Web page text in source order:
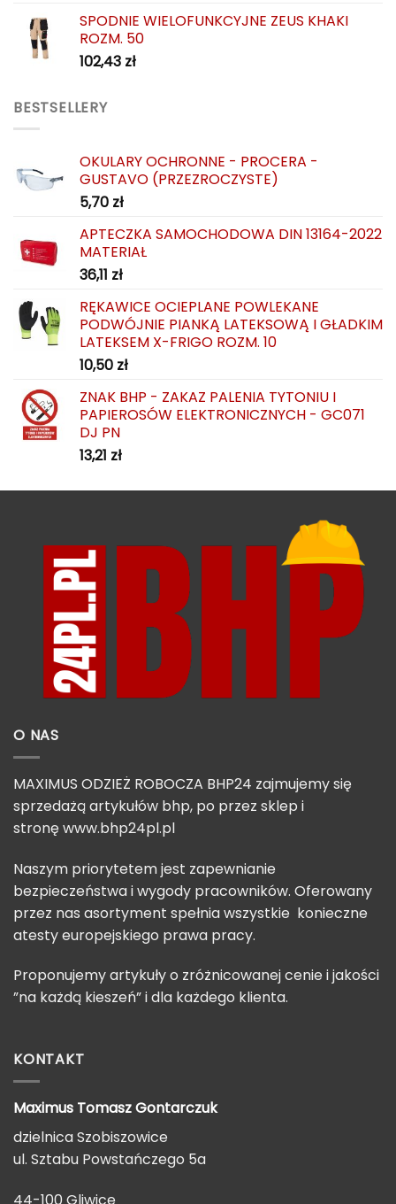
SPODNIE WIELOFUNKCYJNE ZEUS KHAKI
ROZM. 50
102,43 zł
BESTSELLERY
OKULARY OCHRONNE - PROCERA -
GUSTAVO (PRZEZROCZYSTE)
5,70 zł
APTECZKA SAMOCHODOWA DIN 13164-2022
MATERIAŁ
36,11 zł
RĘKAWICE OCIEPLANE POWLEKANE
PODWÓJNIE PIANKĄ LATEKSOWĄ I GŁADKIM
LATEKSEM X-FRIGO ROZM. 10
10,50 zł
ZNAK BHP - ZAKAZ PALENIA TYTONIU I
PAPIEROSÓW ELEKTRONICZNYCH - GC071
DJ PN
13,21 zł
O NAS
MAXIMUS ODZIEŻ ROBOCZA BHP24 zajmujemy się
sprzedażą artykułów bhp, po przez sklep i
stronę www.bhp24pl.pl
Naszym priorytetem jest zapewnianie
bezpieczeństwa i wygody pracowników. Oferowany
przez nas asortyment spełnia wszystkie konieczne
atesty europejskiego prawa pracy.
Proponujemy artykuły o zróżnicowanej cenie i jakości
”na każdą kieszeń” i dla każdego klienta.
KONTAKT
Maximus TomaszGontarczuk
dzielnica Szobiszowice
ul. Sztabu Powstańczego 5a